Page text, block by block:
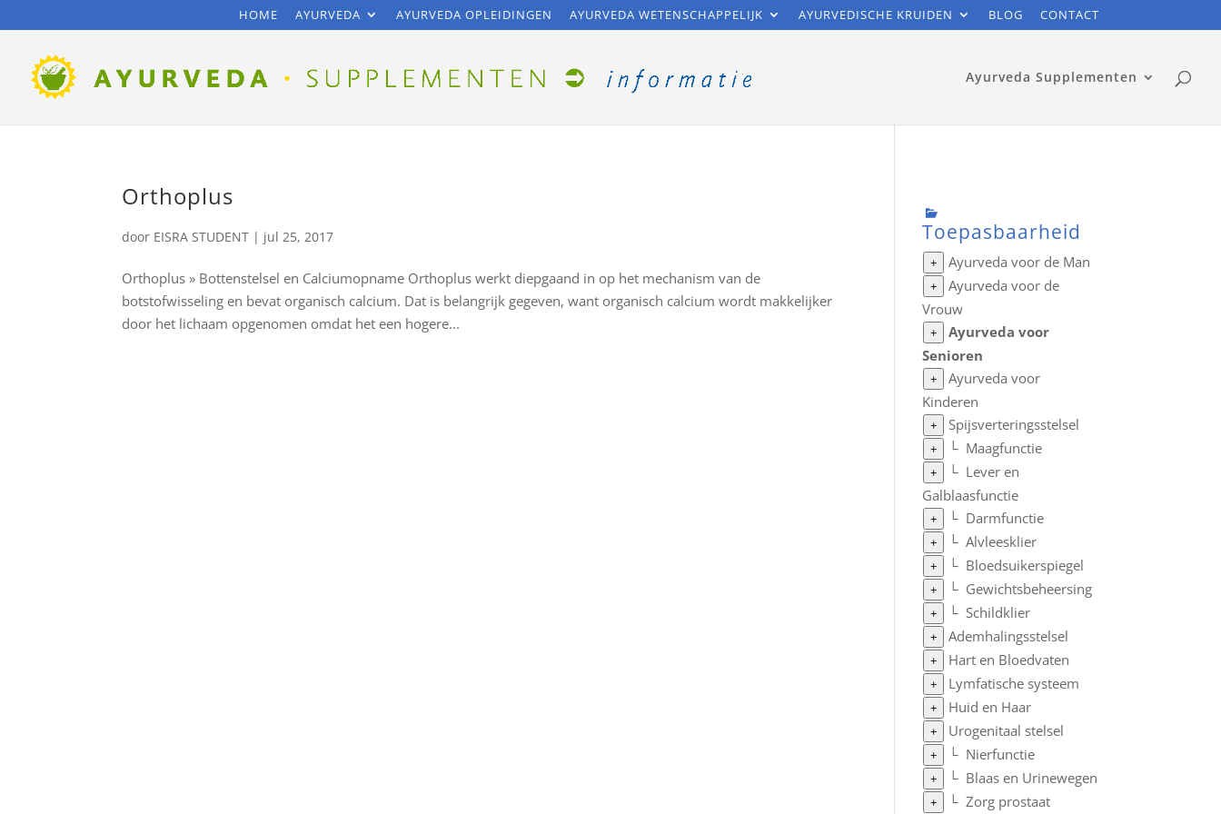
HOME AYURVEDA AYURVEDA OPLEIDINGEN AYURVEDA WETENSCHAPPELIJK AYURVEDISCHE KRUIDEN BLOG CONTACT
Ayurveda Supplementen
Orthoplus
door EISRA STUDENT | jul 25, 2017
Orthoplus » Bottenstelsel en Calciumopname Orthoplus werkt diepgaand in op het mechanism van de
botstofwisseling en bevat organisch calcium. Dat is belangrijk gegeven, want organisch calcium wordt makkelijker
door het lichaam opgenomen omdat het een hogere...
Toepasbaarheid
+ Ayurveda voor de Man
+
Ayurveda voor de
Vrouw
+
Ayurveda voor
Senioren
+
Ayurveda voor
Kinderen
+ Spijsverteringsstelsel
+ └ Maagfunctie
+ └ Lever en
Galblaasfunctie
+ └ Darmfunctie
+ └Alvleesklier
+ └ Bloedsuikerspiegel
+ └ Gewichtsbeheersing
+ └Schildklier
+ Ademhalingsstelsel
+ Hart en Bloedvaten
+ Lymfatische systeem
+ Huid en Haar
+ Urogenitaal stelsel
+ └ Nierfunctie
+ └ Blaas en Urinewegen
+ └Zorg prostaat